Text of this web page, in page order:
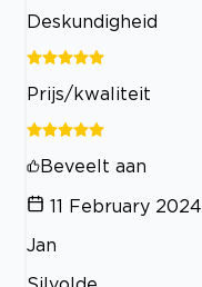
Deskundigheid
Prijs/kwaliteit
Beveelt aan
11 February 2024
Jan